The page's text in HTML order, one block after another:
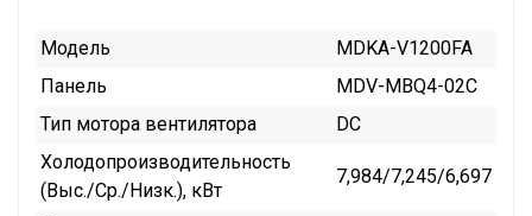
Модель
MDKA-V1200FA
Панель
MDV-MBQ4-02C
Тип мотора вентилятора
DC
Холодопроизводительность
(Выс./Ср./Низк.), кВт
7,984/7,245/6,697